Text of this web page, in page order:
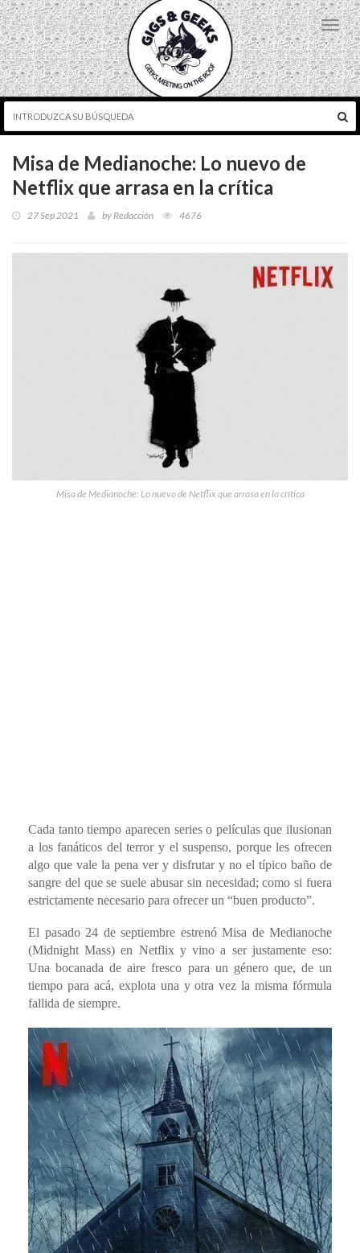
Misa de Medianoche: Lo nuevo de
Netflix que arrasa en la crítica
27 Sep 2021 byRedacción 4676
Misa de Medianoche: Lo nuevo de Netflix que arrasa en la crítica
Cada tanto tiempo aparecen series o películas que ilusionan
a los fanáticos del terror y el suspenso, porque les ofrecen
algo que vale la pena ver y disfrutar y no el típico baño de
sangre del que se suele abusar sin necesidad; como si fuera
estrictamente necesario para ofrecer un “buen producto”.
El pasado 24 de septiembre estrenó Misa de Medianoche
(Midnight Mass) en Netflix y vino a ser justamente eso:
Una bocanada de aire fresco para un género que, de un
tiempo para acá, explota una y otra vez la misma fórmula
fallida de siempre.